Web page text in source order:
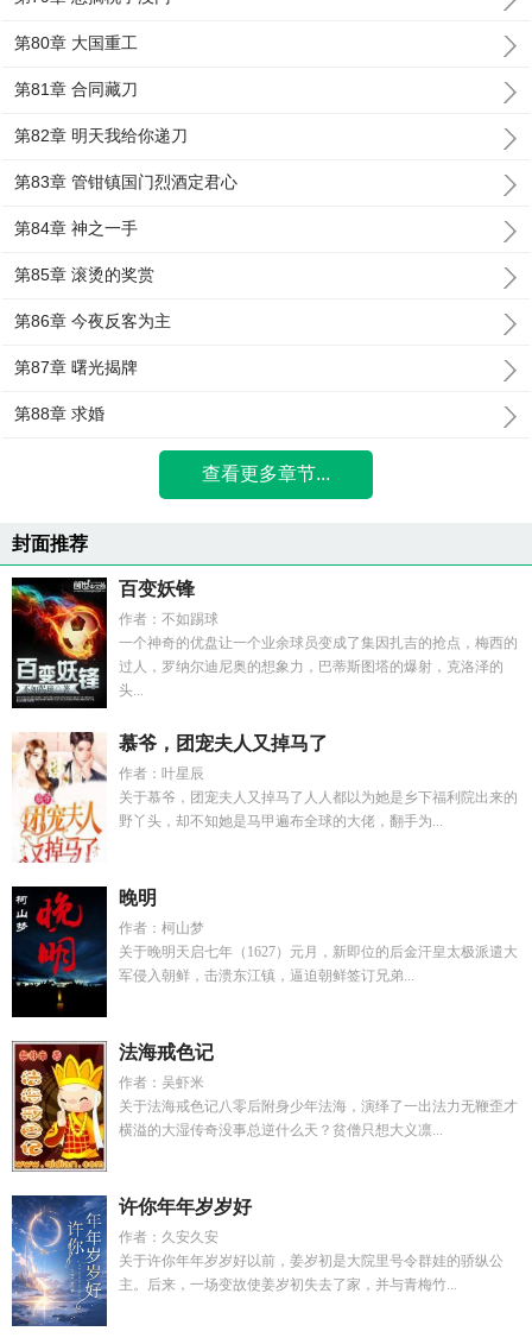
第80章 大国重工
第81章 合同藏刀
第82章 明天我给你递刀
第83章 管钳镇国门烈酒定君心
第84章 神之一手
第85章 滚烫的奖赏
第86章 今夜反客为主
第87章 曙光揭牌
第88章 求婚
查看更多章节...
封面推荐
百变妖锋
作者：不如踢球
一个神奇的优盘让一个业余球员变成了集因扎吉的抢点，梅西的
过人，罗纳尔迪尼奥的想象力，巴蒂斯图塔的爆射，克洛泽的
头...
慕爷，团宠夫人又掉马了
作者：叶星辰
关于慕爷，团宠夫人又掉马了人人都以为她是乡下福利院出来的
野丫头，却不知她是马甲遍布全球的大佬，翻手为...
晚明
作者：柯山梦
关于晚明天启七年（1627）元月，新即位的后金汗皇太极派遣大
军侵入朝鲜，击溃东江镇，逼迫朝鲜签订兄弟...
法海戒色记
作者：吴虾米
关于法海戒色记八零后附身少年法海，演绎了一出法力无鞭歪才
横溢的大湿传奇没事总逆什么天？贫僧只想大义凛...
许你年年岁岁好
作者：久安久安
关于许你年年岁岁好以前，姜岁初是大院里号令群娃的骄纵公
主。后来，一场变故使姜岁初失去了家，并与青梅竹...